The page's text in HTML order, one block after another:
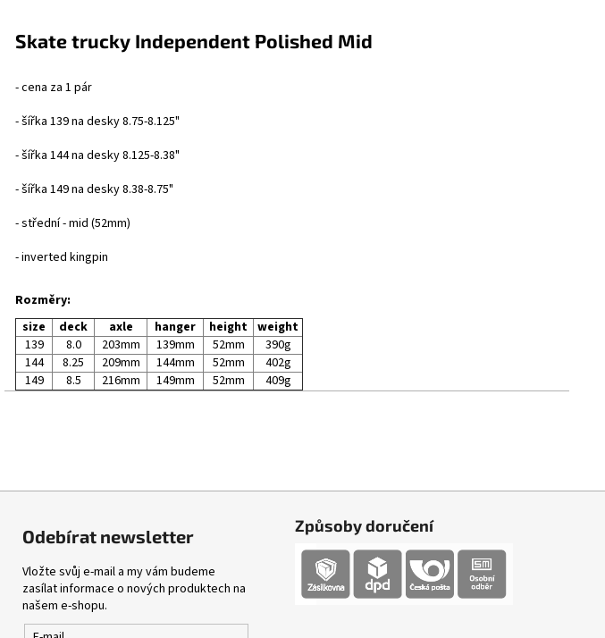
Skate trucky Independent Polished Mid
- cena za 1 pár
- šířka 139 na desky 8.75-8.125"
- šířka 144 na desky 8.125-8.38"
- šířka 149 na desky 8.38-8.75"
- střední - mid (52mm)
- inverted kingpin
Rozměry:
size
deck axle hanger height weight
139
8.0 203mm 139mm 52mm
390g
144
8.25 209mm 144mm 52mm
402g
149
8.5 216mm 149mm 52mm 409g
Odebírat newsletter
Vložte svůj e-mail a my vám budeme
zasílat informace o nových produktech na
našem e-shopu.
Způsoby doručení